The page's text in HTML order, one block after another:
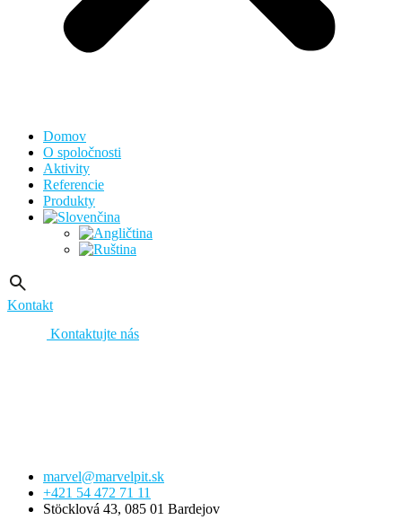
Domov
O spoločnosti
Aktivity
Referencie
Produkty
Kontakt
Kontaktujte nás
marvel@marvelpit.sk
+421 54 472 71 11
Stöcklová 43, 085 01 Bardejov